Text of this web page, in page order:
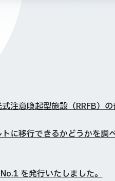
注意喚起型施設（RRFB）
に移行できるかどうかを
を発行いたしました。